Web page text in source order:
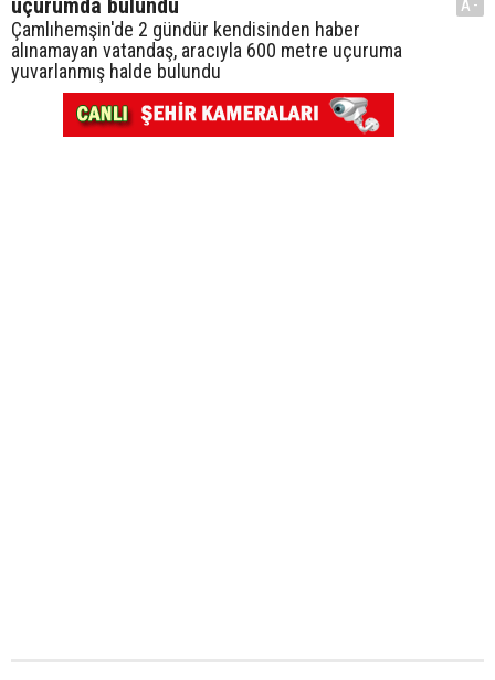
uçurumda bulundu
Çamlıhemşin'de 2 gündür kendisinden haber
alınamayan vatandaş, aracıyla 600 metre uçuruma
yuvarlanmış halde bulundu
A-